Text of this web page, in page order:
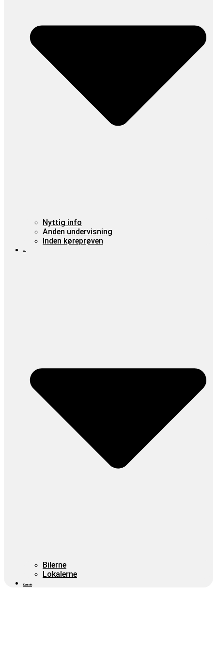
Nyttig info
Anden undervisning
Inden køreprøven
Om
Bilerne
Lokalerne
Kontakt